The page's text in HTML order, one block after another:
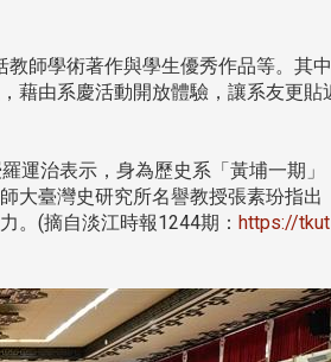
師學術著作與學生優秀作品等。其
藉由系慶活動開放體驗，讓系友更
運治表示，身為歷史系「黃埔一期
大臺灣史研究所名譽教授張素玢指
。(摘自淡江時報1244期： https://